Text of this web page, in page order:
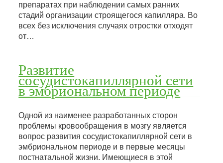
препаратах при наблюдении самых ранних
стадий организации строящегося капилляра. Во
всех без исключения случаях отростки отходят
от…
Развитие
сосудистокапиллярной сети
в эмбриональном периоде
Одной из наименее разработанных сторон
проблемы кровообращения в мозгу является
вопрос развития сосудистокапиллярной сети в
эмбриональном периоде и в первые месяцы
постнатальной жизни. Имеющиеся в этой